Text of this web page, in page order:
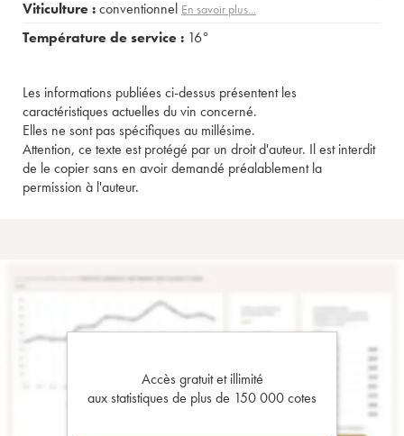
Viticulture :conventionnel En savoir plus...
Température de service : 16°
Les informations publiées ci-dessus présentent les
caractéristiques actuelles du vin concerné.
Elles ne sont pas spécifiques au millésime.
Attention, ce texte est protégé par un droit d'auteur. Il est interdit
de le copier sans en avoir demandé préalablement la
permission à l'auteur.
Accès gratuit et illimité
aux statistiques de plus de 150 000 cotes